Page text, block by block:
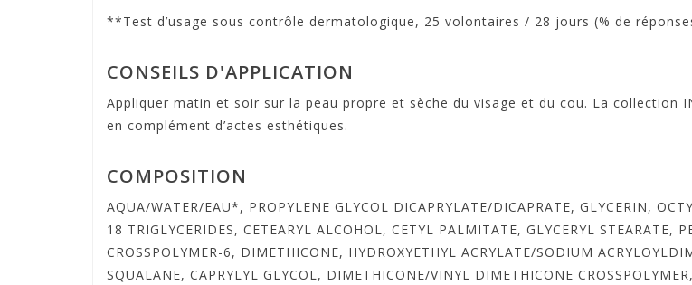
**Test d’usage sous contrôle dermatologique, 25 volontaires / 28 jours (% de
CONSEILS D'APPLICATION
Appliquer matin et soir sur la peau propre et sèche du visage et du cou. La collection
en complément d’actes esthétiques.
COMPOSITION
AQUA/WATER/EAU*, PROPYLENE GLYCOL DICAPRYLATE/DICAPRATE, GLYCERIN,
18 TRIGLYCERIDES, CETEARYL ALCOHOL, CETYL PALMITATE, GLYCERYL STEARATE,
CROSSPOLYMER-6, DIMETHICONE, HYDROXYETHYL ACRYLATE/SODIUM
SQUALANE, CAPRYLYL GLYCOL, DIMETHICONE/VINYL DIMETHICONE